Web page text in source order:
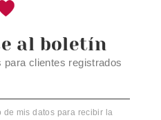
al boletín
clientes registrados
de mis datos para recibir la